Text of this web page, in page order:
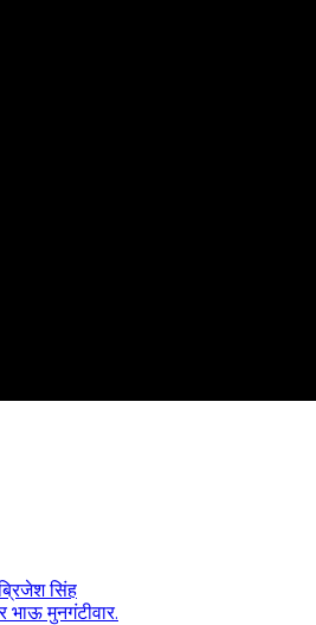
सिंह
भाऊ मुनगंटीवार.